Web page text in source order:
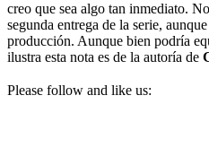
creo que sea algo tan inmediato.
segunda entrega de la serie,
producción. Aunque bien podría
ilustra esta nota es de la autoría de
Please follow and like us: